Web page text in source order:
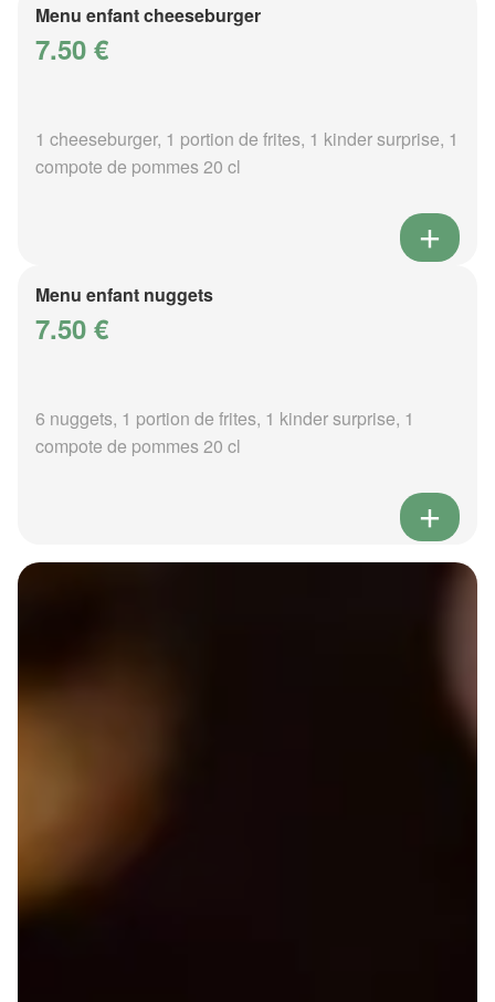
Menu enfant cheeseburger
7.50 €
1 cheeseburger, 1 portion de frites, 1 kinder surprise, 1
compote de pommes 20 cl
Menu enfant nuggets
7.50 €
6 nuggets, 1 portion de frites, 1 kinder surprise, 1
compote de pommes 20 cl